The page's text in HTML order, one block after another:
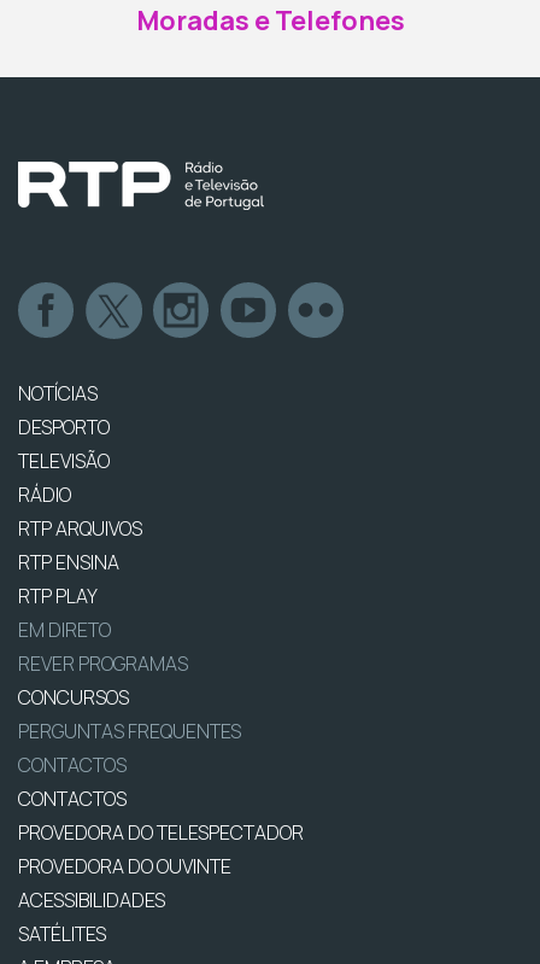
Moradas e Telefones
NOTÍCIAS
DESPORTO
TELEVISÃO
RÁDIO
RTP ARQUIVOS
RTP ENSINA
RTP PLAY
EM DIRETO
REVER PROGRAMAS
CONCURSOS
PERGUNTAS FREQUENTES
CONTACTOS
CONTACTOS
PROVEDORA DO TELESPECTADOR
PROVEDORA DO OUVINTE
ACESSIBILIDADES
SATÉLITES